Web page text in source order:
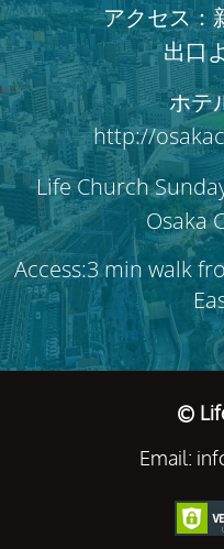
アクセス
出口
ホテ
http://
Life Church
Osaka
Access:3 min walk
©
Email: